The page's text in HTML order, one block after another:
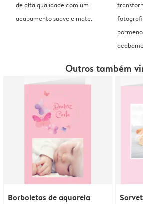
de alta qualidade com um
acabamento suave e mate.
Outros também
Borboletas de aquarela